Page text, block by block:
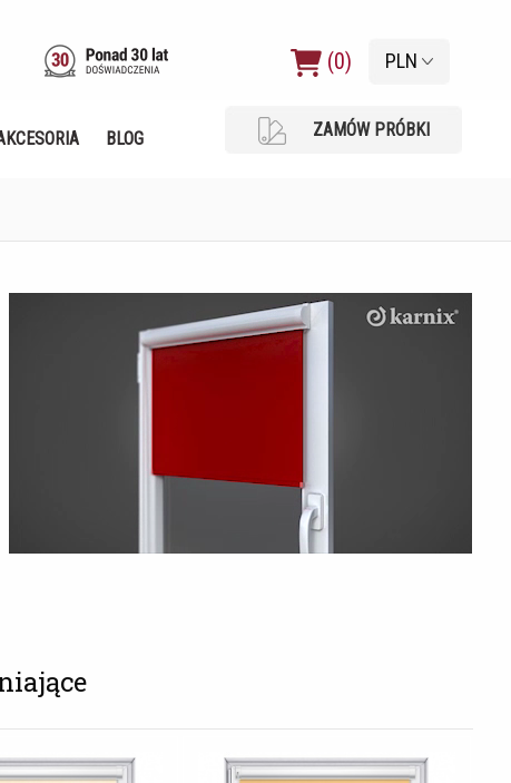
(0) PLN
BLOG ZAMÓW PRÓBKI